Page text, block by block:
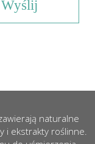
naturalne
i ekstrakty roślinne.